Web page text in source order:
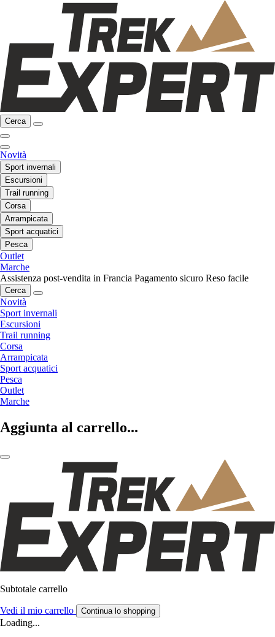
Cerca
Novità
Sport invernali
Escursioni
Trail running
Corsa
Arrampicata
Sport acquatici
Pesca
Outlet
Marche
Assistenza post-vendita in Francia Pagamento sicuro Reso facile
Cerca
Novità
Sport invernali
Escursioni
Trail running
Corsa
Arrampicata
Sport acquatici
Pesca
Outlet
Marche
Aggiunta al carrello...
Subtotale carrello
Vedi il mio carrello Continua lo shopping
Loading...